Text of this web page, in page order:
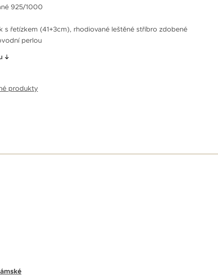
925/1000
s řetízkem (41+3cm), rhodiované leštěné stříbro zdobené
perlou
produkty